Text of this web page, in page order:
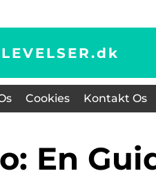
dk
Cookies Kontakt Os